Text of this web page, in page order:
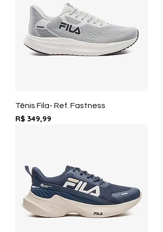
Tênis Fila- Ref. Fastness
Preço
R$ 349,99